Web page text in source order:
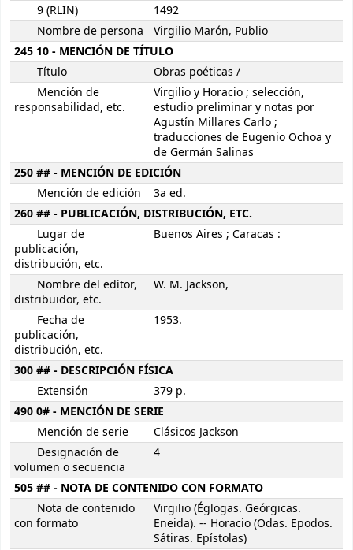
9 (RLIN)
1492
Nombre de persona
Virgilio Marón, Publio
245 10 - MENCIÓN DE TÍTULO
Título
Obras poéticas /
Mención de
responsabilidad, etc.
Virgilio y Horacio ; selección,
estudio preliminar y notas por
Agustín Millares Carlo ;
traducciones de Eugenio Ochoa y
de Germán Salinas
250 ## - MENCIÓN DE EDICIÓN
Mención de edición
3a ed.
260 ## - PUBLICACIÓN, DISTRIBUCIÓN, ETC.
Lugar de
publicación,
distribución, etc.
Buenos Aires ; Caracas :
Nombre del editor,
distribuidor, etc.
W. M. Jackson,
Fecha de
publicación,
distribución, etc.
1953.
300 ## - DESCRIPCIÓN FÍSICA
Extensión
379 p.
490 0# - MENCIÓN DE SERIE
Mención de serie
Clásicos Jackson
Designación de
volumen o secuencia
4
505 ## - NOTA DE CONTENIDO CON FORMATO
Nota de contenido
con formato
Virgilio (Églogas. Geórgicas.
Eneida). -- Horacio (Odas. Epodos.
Sátiras. Epístolas)